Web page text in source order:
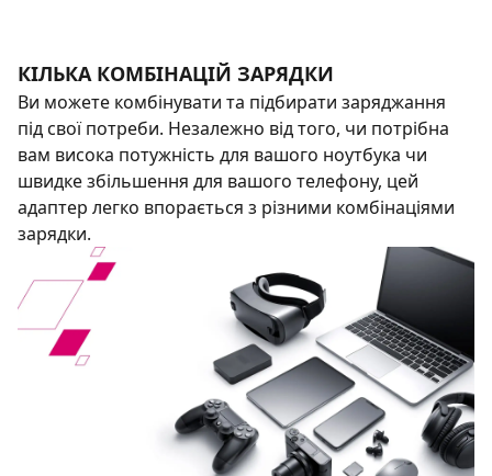
КІЛЬКА КОМБІНАЦІЙ ЗАРЯДКИ
Ви можете комбінувати та підбирати заряджання
під свої потреби. Незалежно від того, чи потрібна
вам висока потужність для вашого ноутбука чи
швидке збільшення для вашого телефону, цей
адаптер легко впорається з різними комбінаціями
зарядки.